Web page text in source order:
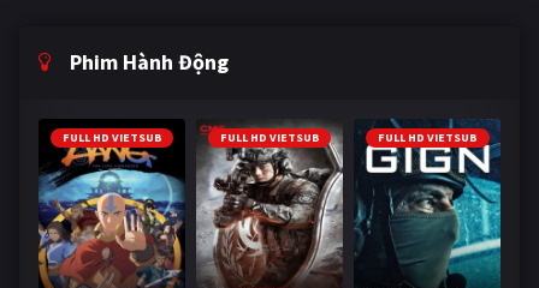
Phim Hành Động
FULL HD VIETSUB FULL HD VIETSUB FULL HD VIETSUB